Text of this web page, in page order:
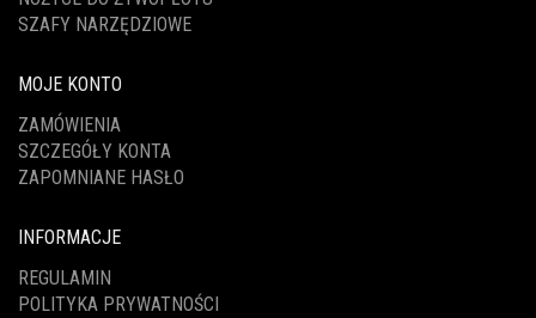
SZAFY NARZĘDZIOWE
MOJE KONTO
ZAMÓWIENIA
SZCZEGÓŁY KONTA
ZAPOMNIANE HASŁO
INFORMACJE
REGULAMIN
POLITYKA PRYWATNOŚCI